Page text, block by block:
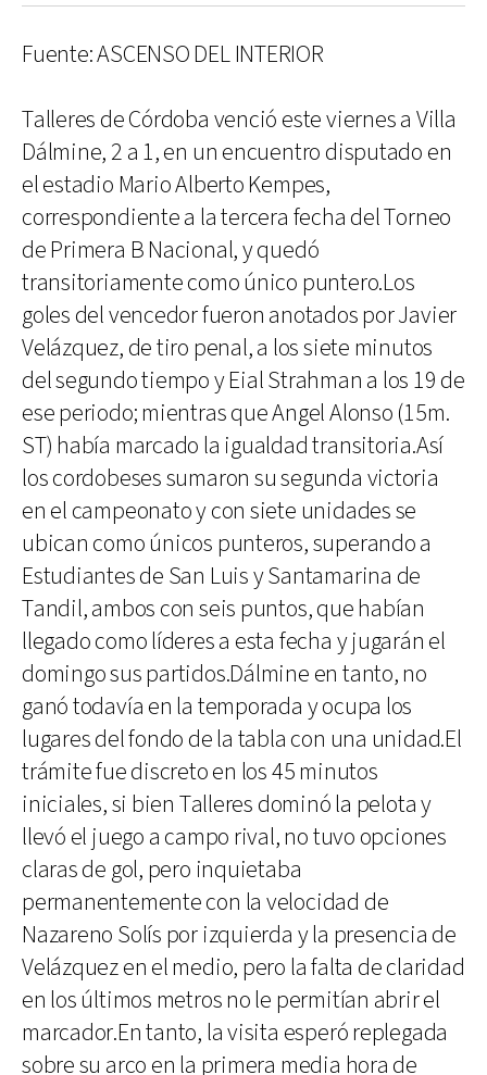
Fuente: ASCENSO DEL INTERIOR
Talleres de Córdoba venció este viernes a Villa
Dálmine, 2 a 1, en un encuentro disputado en
el estadio Mario Alberto Kempes,
correspondiente a la tercera fecha del Torneo
de Primera B Nacional, y quedó
transitoriamente como único puntero.Los
goles del vencedor fueron anotados por Javier
Velázquez, de tiro penal, a los siete minutos
del segundo tiempo y Eial Strahman a los 19 de
ese periodo; mientras que Angel Alonso (15m.
ST) había marcado la igualdad transitoria.Así
los cordobeses sumaron su segunda victoria
en el campeonato y con siete unidades se
ubican como únicos punteros, superando a
Estudiantes de San Luis y Santamarina de
Tandil, ambos con seis puntos, que habían
llegado como líderes a esta fecha y jugarán el
domingo sus partidos.Dálmine en tanto, no
ganó todavía en la temporada y ocupa los
lugares del fondo de la tabla con una unidad.El
trámite fue discreto en los 45 minutos
iniciales, si bien Talleres dominó la pelota y
llevó el juego a campo rival, no tuvo opciones
claras de gol, pero inquietaba
permanentemente con la velocidad de
Nazareno Solís por izquierda y la presencia de
Velázquez en el medio, pero la falta de claridad
en los últimos metros no le permitían abrir el
marcador.En tanto, la visita esperó replegada
sobre su arco en la primera media hora de